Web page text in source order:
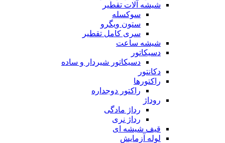
شیشه آلات تقطیر
سوکسله
ستون ویگرو
سری کامل تقطیر
شیشه ساعت
دسیکاتور
دسیکاتور شیردار و ساده
دکانتور
راکتورها
راکتور دوجداره
روداژ
رداژ مادگی
رداژ نری
قیف شیشه ای
لوله آزمایش